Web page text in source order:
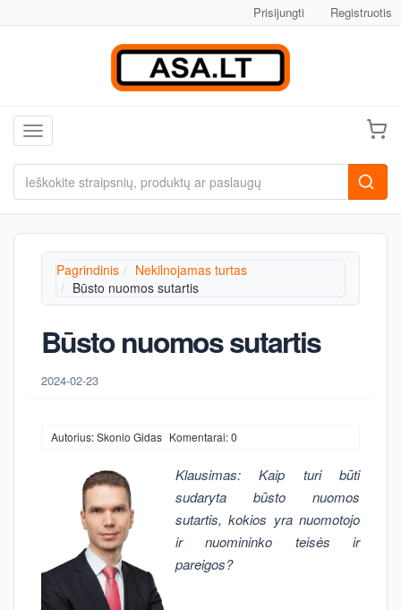
Prisijungti Registruotis
Toggle navigation
Pagrindinis
Nekilnojamas turtas
Būsto nuomos sutartis
Būsto nuomos sutartis
2024-02-23
Autorius: Skonio Gidas Komentarai: 0
Klausimas: Kaip turi būti
sudaryta būsto nuomos
sutartis, kokios yra nuomotojo
ir nuomininko teisės ir
pareigos?